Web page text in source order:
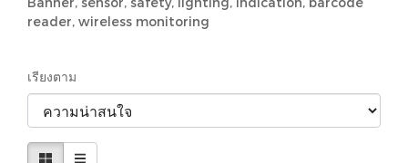
reader, wireless monitoring
เรียงตาม